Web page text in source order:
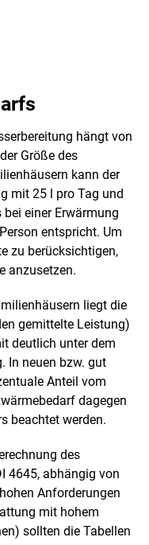
hängt von
Größe des
kann der
mit 25 l pro Tag und
einer Erwärmung
entspricht. Um
zu berücksichtigen,
anzusetzen.
liegt die
gemittelte Leistung)
deutlich unter dem
In neuen bzw. gut
Anteil vom
dagegen
beachtet werden.
des
4645, abhängig von
Anforderungen
mit hohem
sollten die Tabellen